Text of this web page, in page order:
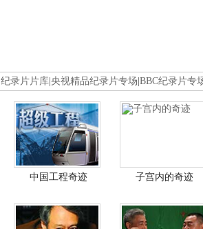
纪录片片库 央视精品纪录片专场 BBC纪录片专
中国工程奇迹 子宫内的奇迹